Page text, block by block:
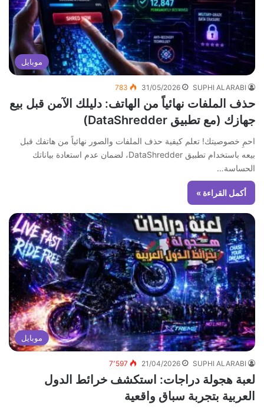
موبايل
SUPHI ALARABI
31/05/2026
783
حذف الملفات نهائياً من الهاتف: دليلك الآمن قبل بيع
جهازك (مع تطبيق DataShredder)
احمِ خصوصيتك! تعلم كيفية حذف الملفات والصور نهائياً من هاتفك قبل
بيعه باستخدام تطبيق DataShredder، لضمان عدم استعادة بياناتك
الحساسة…
أكمل القراءة »
موبايل
SUPHI ALARABI
21/04/2026 7٬597
لعبة هجولة دراجات: استكشف خرائط الدول
العربية بتجربة سباق واقعية